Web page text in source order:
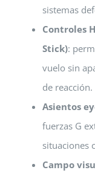
sistemas
Controles
Stick):
vuelo sin
de reacción.
Asientos
fuerzas G
situaciones
Campo